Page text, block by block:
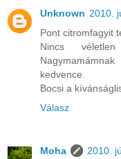
Unknown 2010.
Pont citromfagyit
Nincs
kedvence.
Bocsi a
Válasz
Moha
2010.